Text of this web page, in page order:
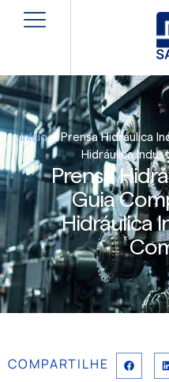
Início»Prensa Hidráulica
Hidráulica
Prensa
Guia
Hidráulica
COMPARTILHE